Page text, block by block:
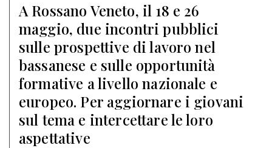
A Rossano Veneto, il 18 e 26
maggio, due incontri pubblici
sulle prospettive di lavoro nel
bassanese e sulle opportunità
formative a livello nazionale e
europeo. Per aggiornare i giovani
sul tema e intercettare le loro
aspettative